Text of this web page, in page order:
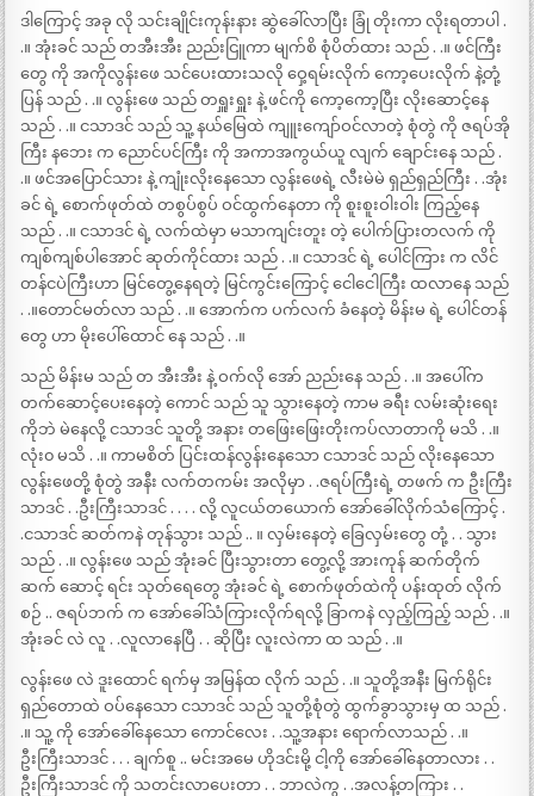
ဒါကြောင့် အခု လို သင်းချိုင်းကုန်းနား ဆွဲခေါ်လာပြီး ခြုံ တိုးကာ လိုးရတာပါ .
.။ အုံးခင် သည် တအီးအီး ညည်းငြူကာ မျက်စိ စုံပိတ်ထား သည် . .။ ဖင်ကြီး
တွေ ကို အကိုလွန်းဖေ သင်ပေးထားသလို ဝှေ့ရမ်းလိုက် ကော့ပေးလိုက် နဲ့တုံ့
ပြန် သည် . .။ လွန်းဖေ သည် တရှူးရှူး နဲ့ ဖင်ကို ကော့ကော့ပြီး လိုးဆောင့်နေ
သည် . .။ ငသာဒင် သည် သူ့ နယ်မြေထဲ ကျူးကျော်ဝင်လာတဲ့ စုံတွဲ ကို ဇရပ်အို
ကြီး နဘေး က ညောင်ပင်ကြီး ကို အကာအကွယ်ယူ လျက် ချောင်းနေ သည် .
.။ ဖင်အပြောင်သား နဲ့ ကျုံးလိုးနေသော လွန်းဖေရဲ့ လီးမဲမဲ ရှည်ရှည်ကြီး . .အုံး
ခင် ရဲ့ စောက်ဖုတ်ထဲ တစွပ်စွပ် ဝင်ထွက်နေတာ ကို စူးစူးဝါးဝါး ကြည့်နေ
သည် . .။ ငသာဒင် ရဲ့ လက်ထဲမှာ မသာကျင်းတူး တဲ့ ပေါက်ပြားတလက် ကို
ကျစ်ကျစ်ပါအောင် ဆုတ်ကိုင်ထား သည် . .။ ငသာဒင် ရဲ့ ပေါင်ကြား က လိင်
တန်ငပဲကြီးဟာ မြင်တွေ့နေရတဲ့ မြင်ကွင်းကြောင့် ငေါငေါကြီး ထလာနေ သည်
. .။တောင်မတ်လာ သည် . .။ အောက်က ပက်လက် ခံနေတဲ့ မိန်းမ ရဲ့ ပေါင်တန်
တွေ ဟာ မိုးပေါ်ထောင် နေ သည် . .။
သည် မိန်းမ သည် တ အီးအီး နဲ့ ဝက်လို အော် ညည်းနေ သည် . .။ အပေါ်က
တက်ဆောင့်ပေးနေတဲ့ ကောင် သည် သူ သွားနေတဲ့ ကာမ ခရီး လမ်းဆုံးရေး
ကိုဘဲ မဲနေလို့ ငသာဒင် သူတို့ အနား တဖြေးဖြေးတိုးကပ်လာတာကို မသိ . .။
လုံး၀ မသိ . .။ ကာမစိတ် ပြင်းထန်လွန်းနေသော ငသာဒင် သည် လိုးနေသော
လွန်းဖေတို့ စုံတွဲ အနီး လက်တကမ်း အလိုမှာ . .ဇရပ်ကြီးရဲ့ တဖက် က ဦးကြီး
သာဒင် . .ဦးကြီးသာဒင် . . . . လို့ လူငယ်တယောက် အော်ခေါ်လိုက်သံကြောင့် .
.ငသာဒင် ဆတ်ကနဲ တုန်သွား သည် .. ။ လှမ်းနေတဲ့ ခြေလှမ်းတွေ တုံ့ . . သွား
သည် . .။ လွန်းဖေ သည် အုံးခင် ပြီးသွားတာ တွေ့လို့ အားကုန် ဆက်တိုက်
ဆက် ဆောင့် ရင်း သုတ်ရေတွေ အုံးခင် ရဲ့ စောက်ဖုတ်ထဲကို ပန်းထုတ် လိုက်
စဉ် .. ဇရပ်ဘက် က အော်ခေါ်သံကြားလိုက်ရလို့ ခြာကနဲ လှည့်ကြည့် သည် . .။
အုံးခင် လဲ လူ . .လူလာနေပြီ . . ဆိုပြီး လူးလဲကာ ထ သည် . .။
လွန်းဖေ လဲ ဒူးထောင် ရက်မှ အမြန်ထ လိုက် သည် . .။ သူတို့အနီး မြက်ရိုင်း
ရှည်တောထဲ ဝပ်နေသော ငသာဒင် သည် သူတို့စုံတွဲ ထွက်ခွာသွားမှ ထ သည် .
.။ သူ့ ကို အော်ခေါ်နေသော ကောင်လေး . .သူ့အနား ရောက်လာသည် . .။
ဦးကြီးသာဒင် . . . ချက်စူ .. မင်းအမေ ဟိုဒင်းမို့ ငါ့ကို အော်ခေါ်နေတာလား . .
ဦးကြီးသာဒင် ကို သတင်းလာပေးတာ . . ဘာလဲကွ . .အလန့်တကြား . .